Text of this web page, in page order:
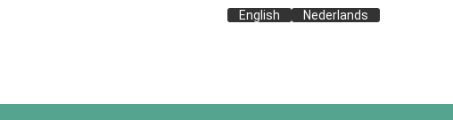
English Nederlands